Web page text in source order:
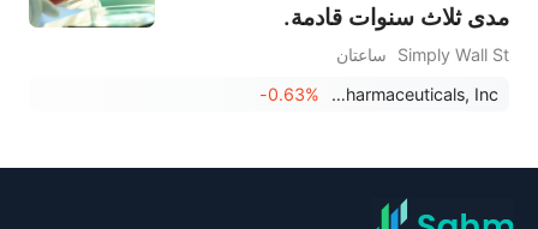
مدى ثلاث سنوات قادمة.
Simply Wall St
ساعتان
Eton Pharmaceuticals, Inc.
-0.63%